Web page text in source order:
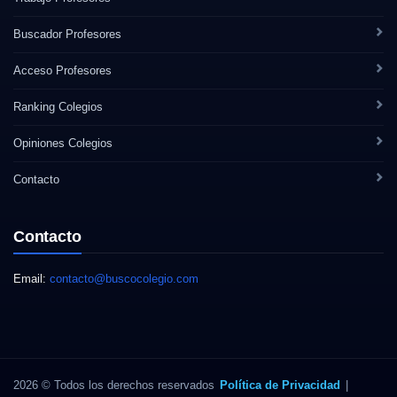
Buscador Profesores
Acceso Profesores
Ranking Colegios
Opiniones Colegios
Contacto
Contacto
Email: contacto@buscocolegio.com
2026 © Todos los derechos reservados Política de Privacidad